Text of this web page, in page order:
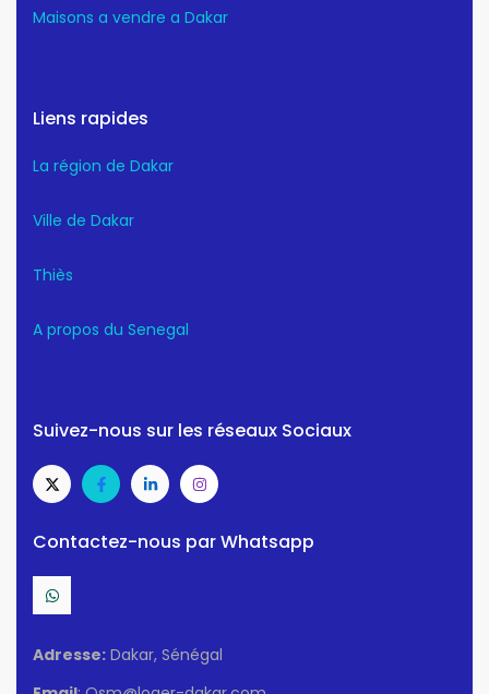
Maisons a vendre a Dakar
Liens rapides
La région de Dakar
Ville de Dakar
Thiès
A propos du Senegal
Suivez-nous sur les réseaux Sociaux
Contactez-nous par Whatsapp
Adresse: Dakar, Sénégal